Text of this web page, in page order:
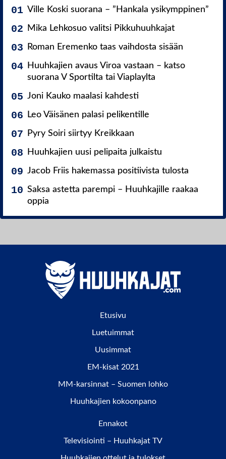
Ville Koski suorana – ”Hankala ysikymppinen”
Mika Lehkosuo valitsi Pikkuhuuhkajat
Roman Eremenko taas vaihdosta sisään
Huuhkajien avaus Viroa vastaan – katso
suorana V Sportilta tai Viaplaylta
Joni Kauko maalasi kahdesti
Leo Väisänen palasi pelikentille
Pyry Soiri siirtyy Kreikkaan
Huuhkajien uusi pelipaita julkaistu
Jacob Friis hakemassa positiivista tulosta
Saksa astetta parempi – Huuhkajille raakaa
oppia
Etusivu
Luetuimmat
Uusimmat
EM-kisat 2021
MM-karsinnat – Suomen lohko
Huuhkajien kokoonpano
Ennakot
Televisiointi – Huuhkajat TV